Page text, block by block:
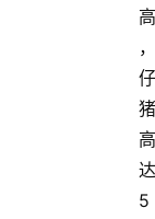
高
，
仔
猪
高
达
5